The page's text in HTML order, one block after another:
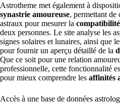
Astrotheme met également à
synastrie amoureuse, permettant de
astraux pour mesurer la
deux personnes. Le site analyse les
signes solaires et lunaires, ainsi que
pour fournir un aperçu détaillé de la
Que ce soit pour une relation
professionnelle, cette fonctionnalité
pour mieux comprendre les affinités
Accès à une base de données